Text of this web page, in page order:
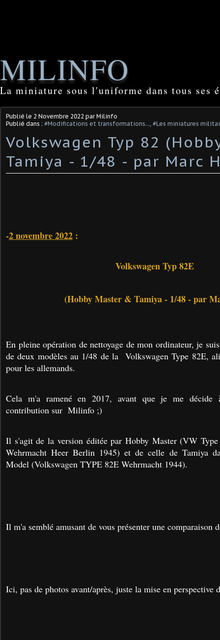
MILINFO
La miniature sous l'uniforme dans tous ses
Publié le 2 Novembre 2022 par Milinfo
Publié dans : #Modifications et transformations..., #Les miniatures
Volkswagen Typ 82
Tamiya - 1/48 - par Marc
-2 novembre 2022 :
Volkswagen Typ 82E
(Hobby Master & Tamiya - 1/48 - par
En pleine opération de nettoyage de mon ordinateur, je
de deux modèles au 1/48 de la Volkswagen Type 82E,
pour les allemands.
Cela m'a ramené en 2017, avant que je me décide
contribution sur Milinfo ;)
Il s'agit de la version éditée par Hobby Master (VW
Wehrmacht Heer Berlin 1945) et de celle de Tamiya
Model (Volkswagen TYPE 82E Wehrmacht 1944).
Il m'a semblé amusant de vous présenter une comparaison
Ici, pas de photos avant/après, juste la mise en perspective